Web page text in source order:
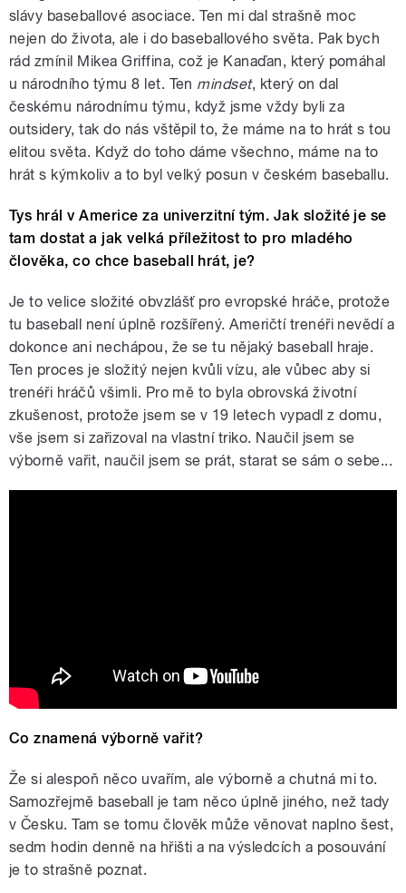
slávy baseballové asociace. Ten mi dal strašně moc
nejen do života, ale i do baseballového světa. Pak bych
rád zmínil Mikea Griffina, což je Kanaďan, který pomáhal
u národního týmu 8 let. Ten mindset, který on dal
českému národnímu týmu, když jsme vždy byli za
outsidery, tak do nás vštěpil to, že máme na to hrát s tou
elitou světa. Když do toho dáme všechno, máme na to
hrát s kýmkoliv a to byl velký posun v českém baseballu.
Tys hrál v Americe za univerzitní tým. Jak složité je se
tam dostat a jak velká příležitost to pro mladého
člověka, co chce baseball hrát, je?
Je to velice složité obvzlášť pro evropské hráče, protože
tu baseball není úplně rozšířený. Američtí trenéři nevědí a
dokonce ani nechápou, že se tu nějaký baseball hraje.
Ten proces je složitý nejen kvůli vízu, ale vůbec aby si
trenéři hráčů všimli. Pro mě to byla obrovská životní
zkušenost, protože jsem se v 19 letech vypadl z domu,
vše jsem si zařizoval na vlastní triko. Naučil jsem se
výborně vařit, naučil jsem se prát, starat se sám o sebe...
Co znamená výborně vařit?
Že si alespoň něco uvařím, ale výborně a chutná mi to.
Samozřejmě baseball je tam něco úplně jiného, než tady
v Česku. Tam se tomu člověk může věnovat naplno šest,
sedm hodin denně na hřišti a na výsledcích a posouvání
je to strašně poznat.